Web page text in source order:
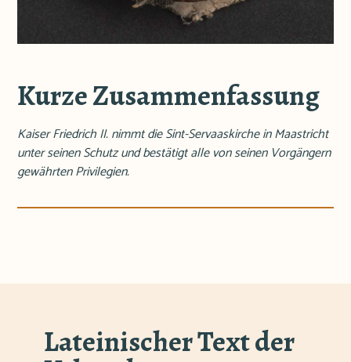
Kurze Zusammenfassung
Kaiser Friedrich II. nimmt die Sint-Servaaskirche in Maastricht
unter seinen Schutz und bestätigt alle von seinen Vorgängern
gewährten Privilegien.
Lateinischer Text der